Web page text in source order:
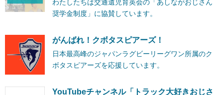
わたしたちは交通遺児育英会の「あしながおじさん
奨学金制度」に協賛しています。
がんばれ！クボタスピアーズ！
日本最高峰のジャパンラグビーリーグワン所属のク
ボタスピアーズを応援しています。
YouTubeチャンネル「トラック大好きおじさ